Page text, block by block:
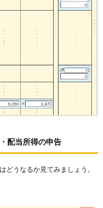
配当所得の申告
どうなるか見てみましょう。